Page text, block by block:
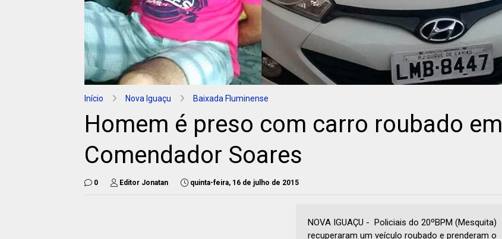
Início Nova Iguaçu Baixada Fluminense
Homem é preso com carro roubado em
Comendador Soares
0 Editor Jonatan quinta-feira, 16 de julho de 2015
NOVA IGUAÇU - Policiais do 20ºBPM (Mesquita)
recuperaram um veículo roubado e prenderam o